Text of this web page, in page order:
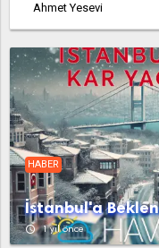
Ahmet Yesevi
Altinşehir
Ambarli
Atalar
Atatürk
Aydinli
HABER
İstanbul'a
access_time 1 yıl önce